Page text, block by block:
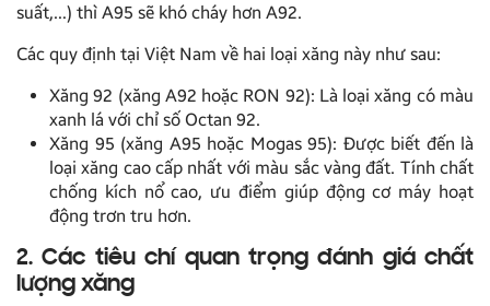
suất,…) thì A95 sẽ khó cháy hơn A92.
Các quy định tại Việt Nam về hai loại xăng này như sau:
Xăng 92 (xăng A92 hoặc RON 92): Là loại xăng có màu
xanh lá với chỉ số Octan 92.
Xăng 95 (xăng A95 hoặc Mogas 95): Được biết đến là
loại xăng cao cấp nhất với màu sắc vàng đất. Tính chất
chống kích nổ cao, ưu điểm giúp động cơ máy hoạt
động trơn tru hơn.
2. Các tiêu chí quan trọng đánh giá chất
lượng xăng